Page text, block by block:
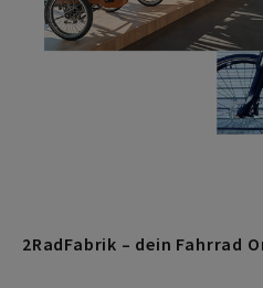
2RadFabrik – dein Fahrrad